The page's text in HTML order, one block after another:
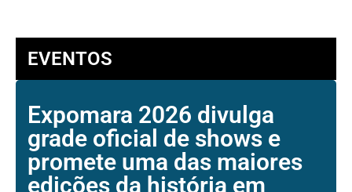
EVENTOS
Expomara 2026 divulga
grade oficial de shows e
promete uma das maiores
edições da história em